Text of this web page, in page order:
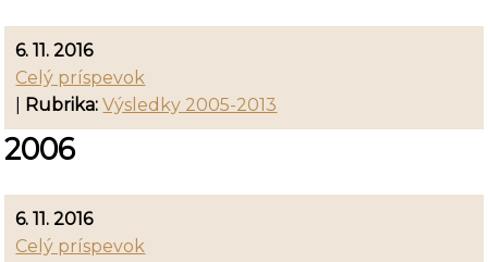
6. 11. 2016
Celý príspevok
Rubrika: Výsledky 2005-2013
2006
6. 11. 2016
Celý príspevok